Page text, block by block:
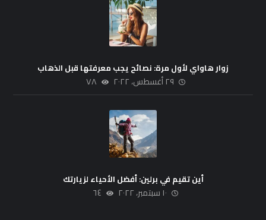
زوار هاواي لأول مرة: نصائح يجب معرفتها قبل الذهاب
٢٩ أغسطس، ٢٠٢٢ ٧٨
أين تقيم في برلين: أفضل الأحياء لزيارتك
١٠ سبتمبر، ٢٠٢٢ ٦٤